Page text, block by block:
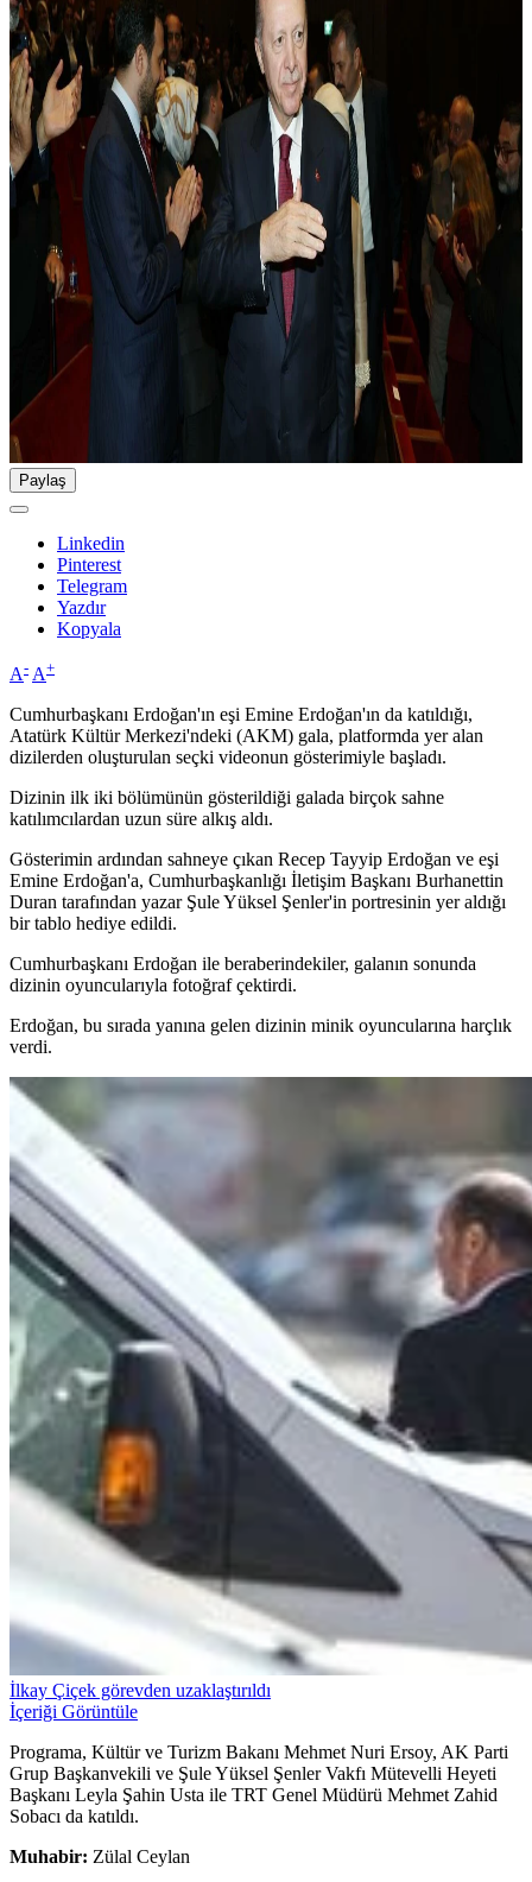
Paylaş
Linkedin
Pinterest
Telegram
Yazdır
Kopyala
A- A+
Cumhurbaşkanı Erdoğan'ın eşi Emine Erdoğan'ın da katıldığı,
Atatürk Kültür Merkezi'ndeki (AKM) gala, platformda yer alan
dizilerden oluşturulan seçki videonun gösterimiyle başladı.
Dizinin ilk iki bölümünün gösterildiği galada birçok sahne
katılımcılardan uzun süre alkış aldı.
Gösterimin ardından sahneye çıkan Recep Tayyip Erdoğan ve eşi
Emine Erdoğan'a, Cumhurbaşkanlığı İletişim Başkanı Burhanettin
Duran tarafından yazar Şule Yüksel Şenler'in portresinin yer aldığı
bir tablo hediye edildi.
Cumhurbaşkanı Erdoğan ile beraberindekiler, galanın sonunda
dizinin oyuncularıyla fotoğraf çektirdi.
Erdoğan, bu sırada yanına gelen dizinin minik oyuncularına harçlık
verdi.
İlkay Çiçek görevden uzaklaştırıldı
İçeriği Görüntüle
Programa, Kültür ve Turizm Bakanı Mehmet Nuri Ersoy, AK Parti
Grup Başkanvekili ve Şule Yüksel Şenler Vakfı Mütevelli Heyeti
Başkanı Leyla Şahin Usta ile TRT Genel Müdürü Mehmet Zahid
Sobacı da katıldı.
Muhabir: Zülal Ceylan